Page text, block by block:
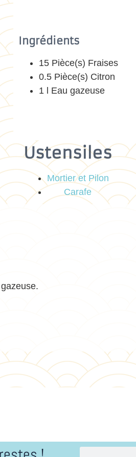
Ingrédients
15 Pièce(s) Fraises
0.5 Pièce(s) Citron
1 l Eau gazeuse
Ustensiles
Mortier et Pilon
Carafe